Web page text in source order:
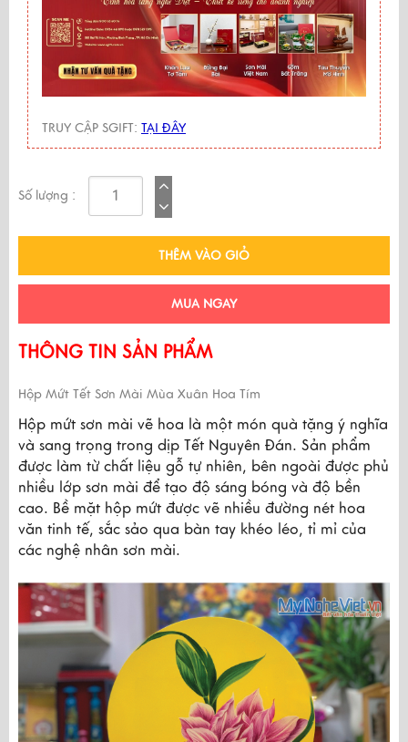
TRUY CẬP SGIFT: TẠI ĐÂY
Số lượng :
THÊM VÀO GIỎ
MUA NGAY
THÔNG TIN SẢN PHẨM
Hộp Mứt Tết Sơn Mài Mùa Xuân Hoa Tím
Hộp mứt sơn mài vẽ hoa là một món quà tặng ý nghĩa
và sang trọng trong dịp Tết Nguyên Đán. Sản phẩm
được làm từ chất liệu gỗ tự nhiên, bên ngoài được phủ
nhiều lớp sơn mài để tạo độ sáng bóng và độ bền
cao. Bề mặt hộp mứt được vẽ nhiều đường nét hoa
văn tinh tế, sắc sảo qua bàn tay khéo léo, tỉ mỉ của
các nghệ nhân sơn mài.